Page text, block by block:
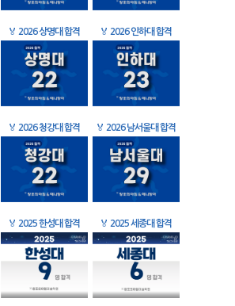
🏅 2026 상명대 합격 🏅 2026 인하대 합격
🏅 2026 청강대 합격 🏅 2026 남서울대 합격
🏅 2025 한성대 합격 🏅 2025 세종대 합격